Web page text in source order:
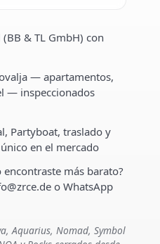
& TL GmbH) con
— apartamentos,
— inspeccionados
Partyboat, traslado y
en el mercado
más barato?
o WhatsApp
Aquarius, Nomad, Symbol